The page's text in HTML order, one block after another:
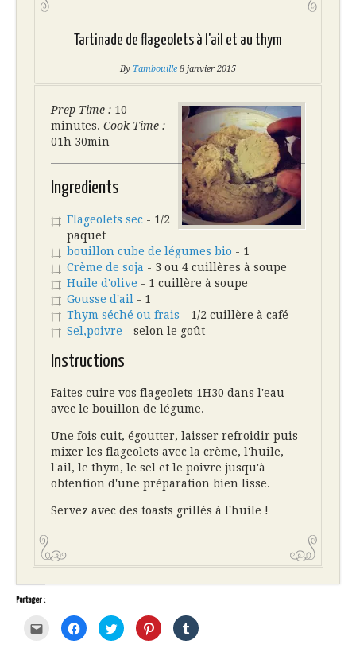
Tartinade de flageolets à l'ail et au thym
By Tambouille 8 janvier 2015
Prep Time : 10
minutes. Cook Time :
01h 30min
Ingredients
Flageolets sec - 1/2
paquet
bouillon cube de légumes bio - 1
Crème de soja - 3 ou 4 cuillères à soupe
Huile d'olive - 1 cuillère à soupe
Gousse d'ail - 1
Thym séché ou frais - 1/2 cuillère à café
Sel,poivre - selon le goût
Instructions
Faites cuire vos flageolets 1H30 dans l'eau
avec le bouillon de légume.
Une fois cuit, égoutter, laisser refroidir puis
mixer les flageolets avec la crème, l'huile,
l'ail, le thym, le sel et le poivre jusqu'à
obtention d'une préparation bien lisse.
Servez avec des toasts grillés à l'huile !
Partager :
Cliquez
pour
envoyer
Cliquez
pour
partager
Cliquez
pour
partager
Cliquez
pour
partager
Cliquez
pour